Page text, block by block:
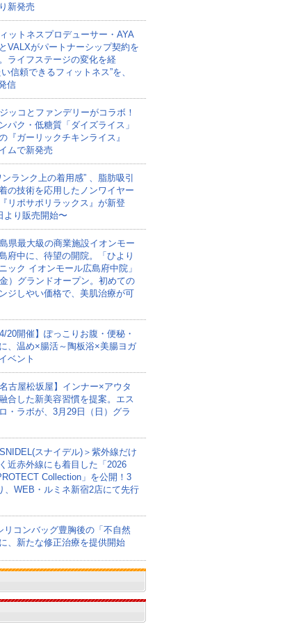
新発売
ットネスプロデューサー・AYA
VALXがパートナーシップ契約を
ライフステージの変化を経
信頼できるフィットネス”を、
信
ッコとファンデリーがコラボ！
パク・低糖質「ダイズライス」
『ガーリックチキンライス』
ムで新発売
ンランク上の着用感” 、脂肪吸引
の技術を応用したノンワイヤー
リポサポリラックス』が新登
より販売開始〜
県最大級の商業施設イオンモー
府中に、待望の開院。「ひより
ック イオンモール広島府中院」
）グランドオープン。初めての
ジしやい価格で、美肌治療が可
4/20開催】ぽっこりお腹・便秘・
、温め×腸活～陶板浴×美腸ヨガ
ベント
名古屋松坂屋】インナー×アウタ
合した新美容習慣を提案。エス
・ラボが、3月29日（日）グラ
スナイデル)＞紫外線だけ
近赤外線にも着目した「2026
Collection」を公開！3
、WEB・ルミネ新宿2店にて先行
リコンバッグ豊胸後の「不自然
、新たな修正治療を提供開始